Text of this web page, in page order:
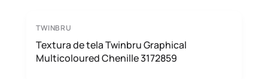
TWINBRU
Textura de tela Twinbru Graphical
Multicoloured Chenille 3172859